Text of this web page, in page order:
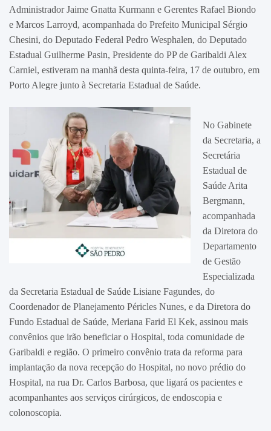
Administrador Jaime Gnatta Kurmann e Gerentes Rafael Biondo
e Marcos Larroyd, acompanhada do Prefeito Municipal Sérgio
Chesini, do Deputado Federal Pedro Wesphalen, do Deputado
Estadual Guilherme Pasin, Presidente do PP de Garibaldi Alex
Carniel, estiveram na manhã desta quinta-feira, 17 de outubro, em
Porto Alegre junto à Secretaria Estadual de Saúde.
No Gabinete
da Secretaria, a
Secretária
Estadual de
Saúde Arita
Bergmann,
acompanhada
da Diretora do
Departamento
de Gestão
Especializada
da Secretaria Estadual de Saúde Lisiane Fagundes, do
Coordenador de Planejamento Péricles Nunes, e da Diretora do
Fundo Estadual de Saúde, Meriana Farid El Kek, assinou mais
convênios que irão beneficiar o Hospital, toda comunidade de
Garibaldi e região. O primeiro convênio trata da reforma para
implantação da nova recepção do Hospital, no novo prédio do
Hospital, na rua Dr. Carlos Barbosa, que ligará os pacientes e
acompanhantes aos serviços cirúrgicos, de endoscopia e
colonoscopia.